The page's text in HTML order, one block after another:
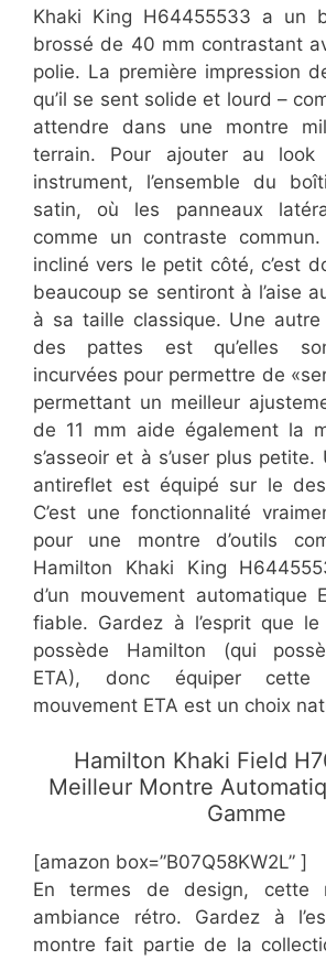
Khaki King H64455533 a un
brossé de 40 mm contrastant
polie. La première impression
qu’il se sent solide et lourd –
attendre dans une montre
terrain. Pour ajouter au
instrument, l’ensemble du
satin, où les panneaux
comme un contraste
incliné vers le petit côté, c’est
beaucoup se sentiront à l’aise
à sa taille classique. Une autre
des pattes est qu’elles
incurvées pour permettre de
permettant un meilleur
de 11 mm aide également la
s’asseoir et à s’user plus
antireflet est équipé sur le
C’est une fonctionnalité
pour une montre d’outils
Hamilton Khaki King
d’un mouvement automatique
fiable. Gardez à l’esprit que
possède Hamilton (qui
ETA), donc équiper cette
mouvement ETA est un choix
​Hamilton Khaki Field
Meilleur Montre
Gamme
[amazon box=”B07Q58KW2L” ]
En termes de design, cette
ambiance rétro. Gardez à
montre fait partie de la